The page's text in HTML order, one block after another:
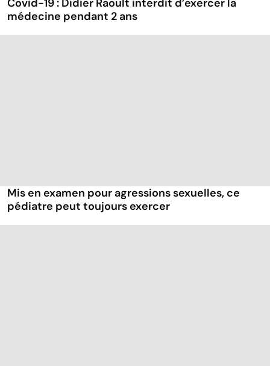
Covid-19 : Didier Raoult interdit d’exercer la
médecine pendant 2 ans
Mis en examen pour agressions sexuelles, ce
pédiatre peut toujours exercer